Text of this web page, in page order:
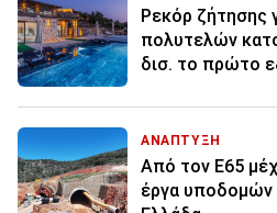
Ρεκόρ ζήτησης
πολυτελών
δισ. το πρώτο
ΑΝΑΠΤΥΞΗ
Από τον E65
έργα υποδομών